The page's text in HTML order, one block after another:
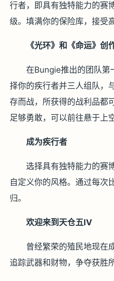
行者，即具有独特能力的赛
级。填满你的保险库，接受
《光环》和《命运》创
在Bungie推出的团队第
择你的疾行者并三人组队，
存而战，所获得的战利品
足够勇敢，可以前往悬于上
成为疾行者
选择具有独特能力的赛
自定义你的风格。通过每次
归。
欢迎来到天仓五IV
曾经繁荣的殖民地现在
追踪武器和财物，争夺获胜